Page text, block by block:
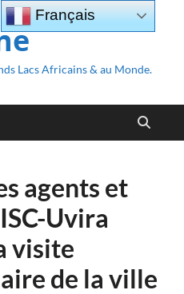
Lacs Africains & au Monde.
agents et
Uvira
visite
de la ville
Français